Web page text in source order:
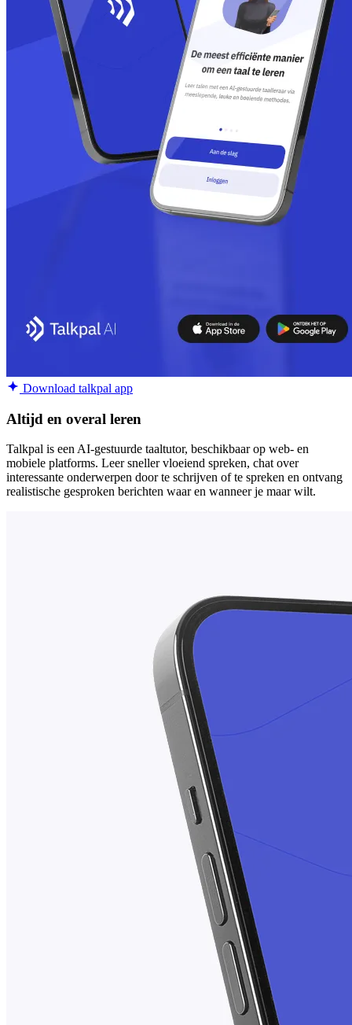
Download talkpal app
Altijd en overal leren
Talkpal is een AI-gestuurde taaltutor, beschikbaar op web- en
mobiele platforms. Leer sneller vloeiend spreken, chat over
interessante onderwerpen door te schrijven of te spreken en ontvang
realistische gesproken berichten waar en wanneer je maar wilt.